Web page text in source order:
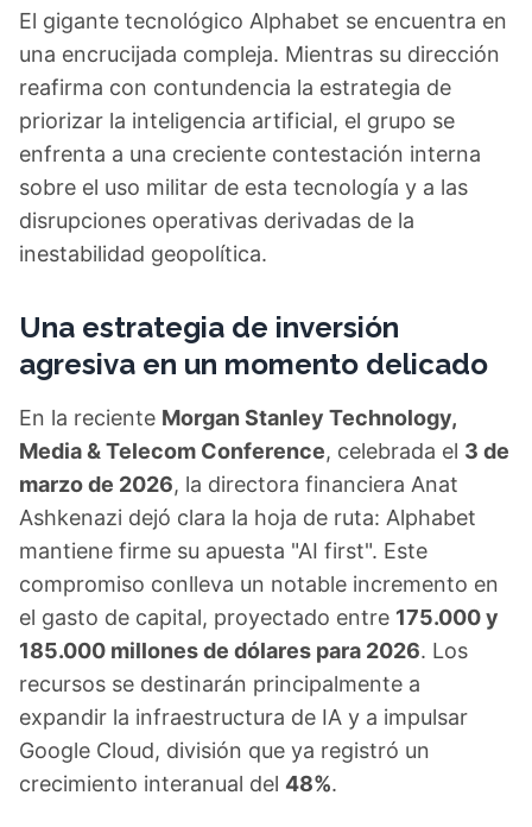
El gigante tecnológico Alphabet se encuentra en
una encrucijada compleja. Mientras su dirección
reafirma con contundencia la estrategia de
priorizar la inteligencia artificial, el grupo se
enfrenta a una creciente contestación interna
sobre el uso militar de esta tecnología y a las
disrupciones operativas derivadas de la
inestabilidad geopolítica.
Una estrategia de inversión
agresiva en un momento delicado
En la reciente Morgan Stanley Technology,
Media & Telecom Conference, celebrada el 3 de
marzo de 2026, la directora financiera Anat
Ashkenazi dejó clara la hoja de ruta: Alphabet
mantiene firme su apuesta "AI first". Este
compromiso conlleva un notable incremento en
el gasto de capital, proyectado entre 175.000 y
185.000 millones de dólares para 2026. Los
recursos se destinarán principalmente a
expandir la infraestructura de IA y a impulsar
Google Cloud, división que ya registró un
crecimiento interanual del 48%.